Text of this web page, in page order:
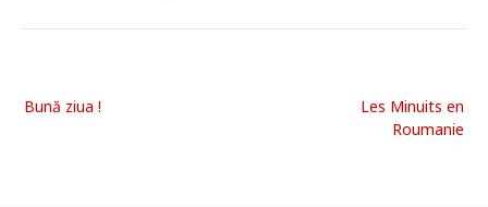
Les Minuits en
Roumanie
Bună ziua !